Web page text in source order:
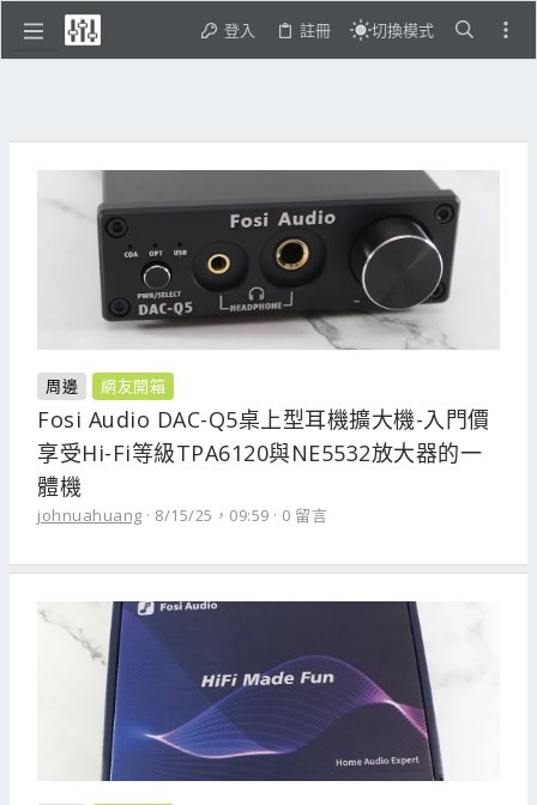
登入 註冊 切換模式
周邊 網友開箱
Fosi Audio DAC-Q5桌上型耳機擴大機-入門價
享受Hi-Fi等級TPA6120與NE5532放大器的一
體機
johnuahuang 8/15/25，09:59 0 留言